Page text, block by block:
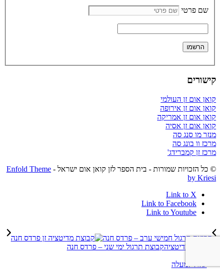
שם פרטי
קישורים
קואן אום זן העולמי
קואן אום זן אירופה
קואן אום זן אמריקה
קואן אום זן אסיה
מנזר מו סנג סה
מרכז וו בונג סה
מרכז זן קמברידג'
© כל הזכויות שמורות - בית הספר לזן קואן אום ישראל - Enfold Theme
by Kriesi
Link to X
Link to Facebook
Link to Youtube
קבוצת תרגול חמישי ערב – פרדס חנה
קבוצת תרגול ימי שני – פרדס חנה
גלול למעלה